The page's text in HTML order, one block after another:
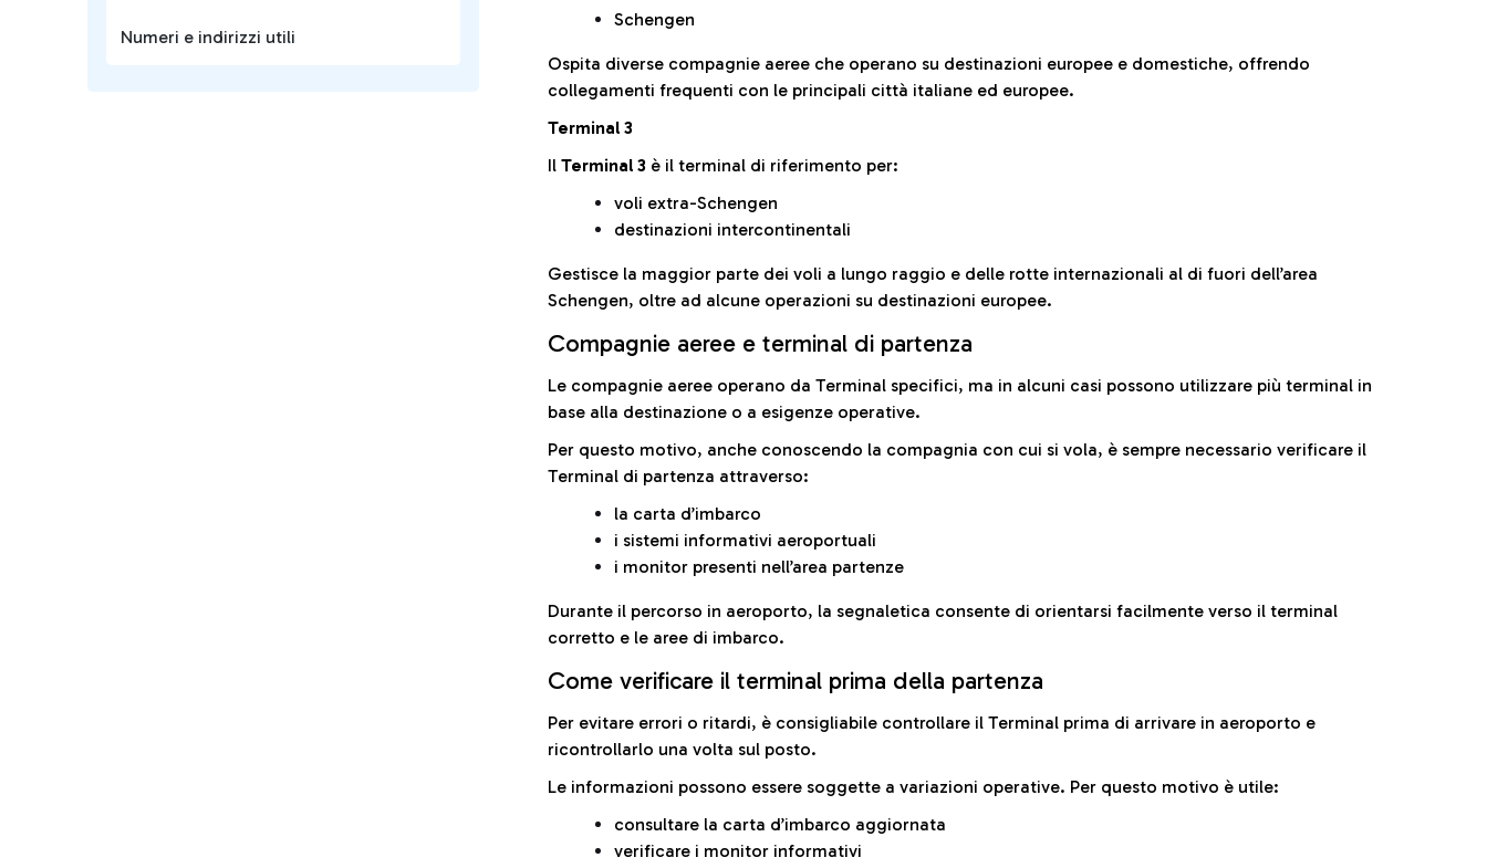
Numeri e indirizzi utili
Schengen
Ospita diverse compagnie aeree che operano su destinazioni europee e domestiche, offrendo
collegamenti frequenti con le principali città italiane ed europee.
Terminal 3
Il Terminal 3 è il terminal di riferimento per:
voli extra-Schengen
destinazioni intercontinentali
Gestisce la maggior parte dei voli a lungo raggio e delle rotte internazionali al di fuori dell’area
Schengen, oltre ad alcune operazioni su destinazioni europee.
Compagnie aeree e terminal di partenza
Le compagnie aeree operano da Terminal specifici, ma in alcuni casi possono utilizzare più terminal in
base alla destinazione o a esigenze operative.
Per questo motivo, anche conoscendo la compagnia con cui si vola, è sempre necessario verificare il
Terminal di partenza attraverso:
la carta d’imbarco
i sistemi informativi aeroportuali
i monitor presenti nell’area partenze
Durante il percorso in aeroporto, la segnaletica consente di orientarsi facilmente verso il terminal
corretto e le aree di imbarco.
Come verificare il terminal prima della partenza
Per evitare errori o ritardi, è consigliabile controllare il Terminal prima di arrivare in aeroporto e
ricontrollarlo una volta sul posto.
Le informazioni possono essere soggette a variazioni operative. Per questo motivo è utile:
consultare la carta d’imbarco aggiornata
verificare i monitor informativi